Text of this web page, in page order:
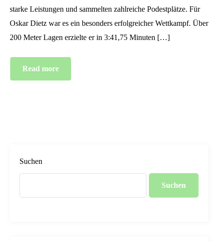
starke Leistungen und sammelten zahlreiche Podestplätze. Für
Oskar Dietz war es ein besonders erfolgreicher Wettkampf. Über
200 Meter Lagen erzielte er in 3:41,75 Minuten […]
Read more
Suchen
Suchen